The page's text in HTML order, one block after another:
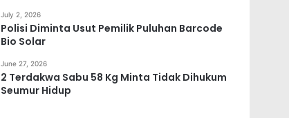
July 2, 2026
Polisi Diminta Usut Pemilik Puluhan Barcode
Bio Solar
June 27, 2026
2 Terdakwa Sabu 58 Kg Minta Tidak Dihukum
Seumur Hidup